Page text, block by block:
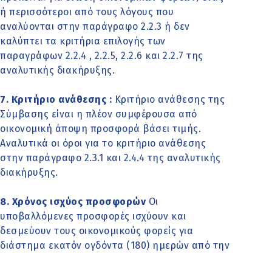
ή περισσότεροι από τους λόγους που
αναλύονται στην παράγραφο 2.2.3 ή δεν
καλύπτει τα κριτήρια επιλογής των
παραγράφων 2.2.4 , 2.2.5, 2.2.6 και 2.2.7 της
αναλυτικής διακήρυξης.
7. Κριτήριο ανάθεσης : Κριτήριο ανάθεσης της
Σύμβασης είναι η πλέον συμφέρουσα από
οικονομική άποψη προσφορά βάσει τιμής.
Αναλυτικά οι όροι για το κριτήριο ανάθεσης
στην παράγραφο 2.3.1 και 2.4.4 της αναλυτικής
διακήρυξης.
8. Χρόνος ισχύος προσφορών Οι
υποβαλλόμενες προσφορές ισχύουν και
δεσμεύουν τους οικονομικούς φορείς για
διάστημα εκατόν ογδόντα (180) ημερών από την